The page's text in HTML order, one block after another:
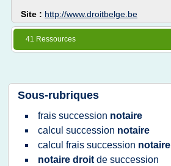
Site : http://www.droitbelge.be
41 Ressources
Sous-rubriques
frais succession notaire
calcul succession notaire
calcul frais succession notaire
notaire droit de succession